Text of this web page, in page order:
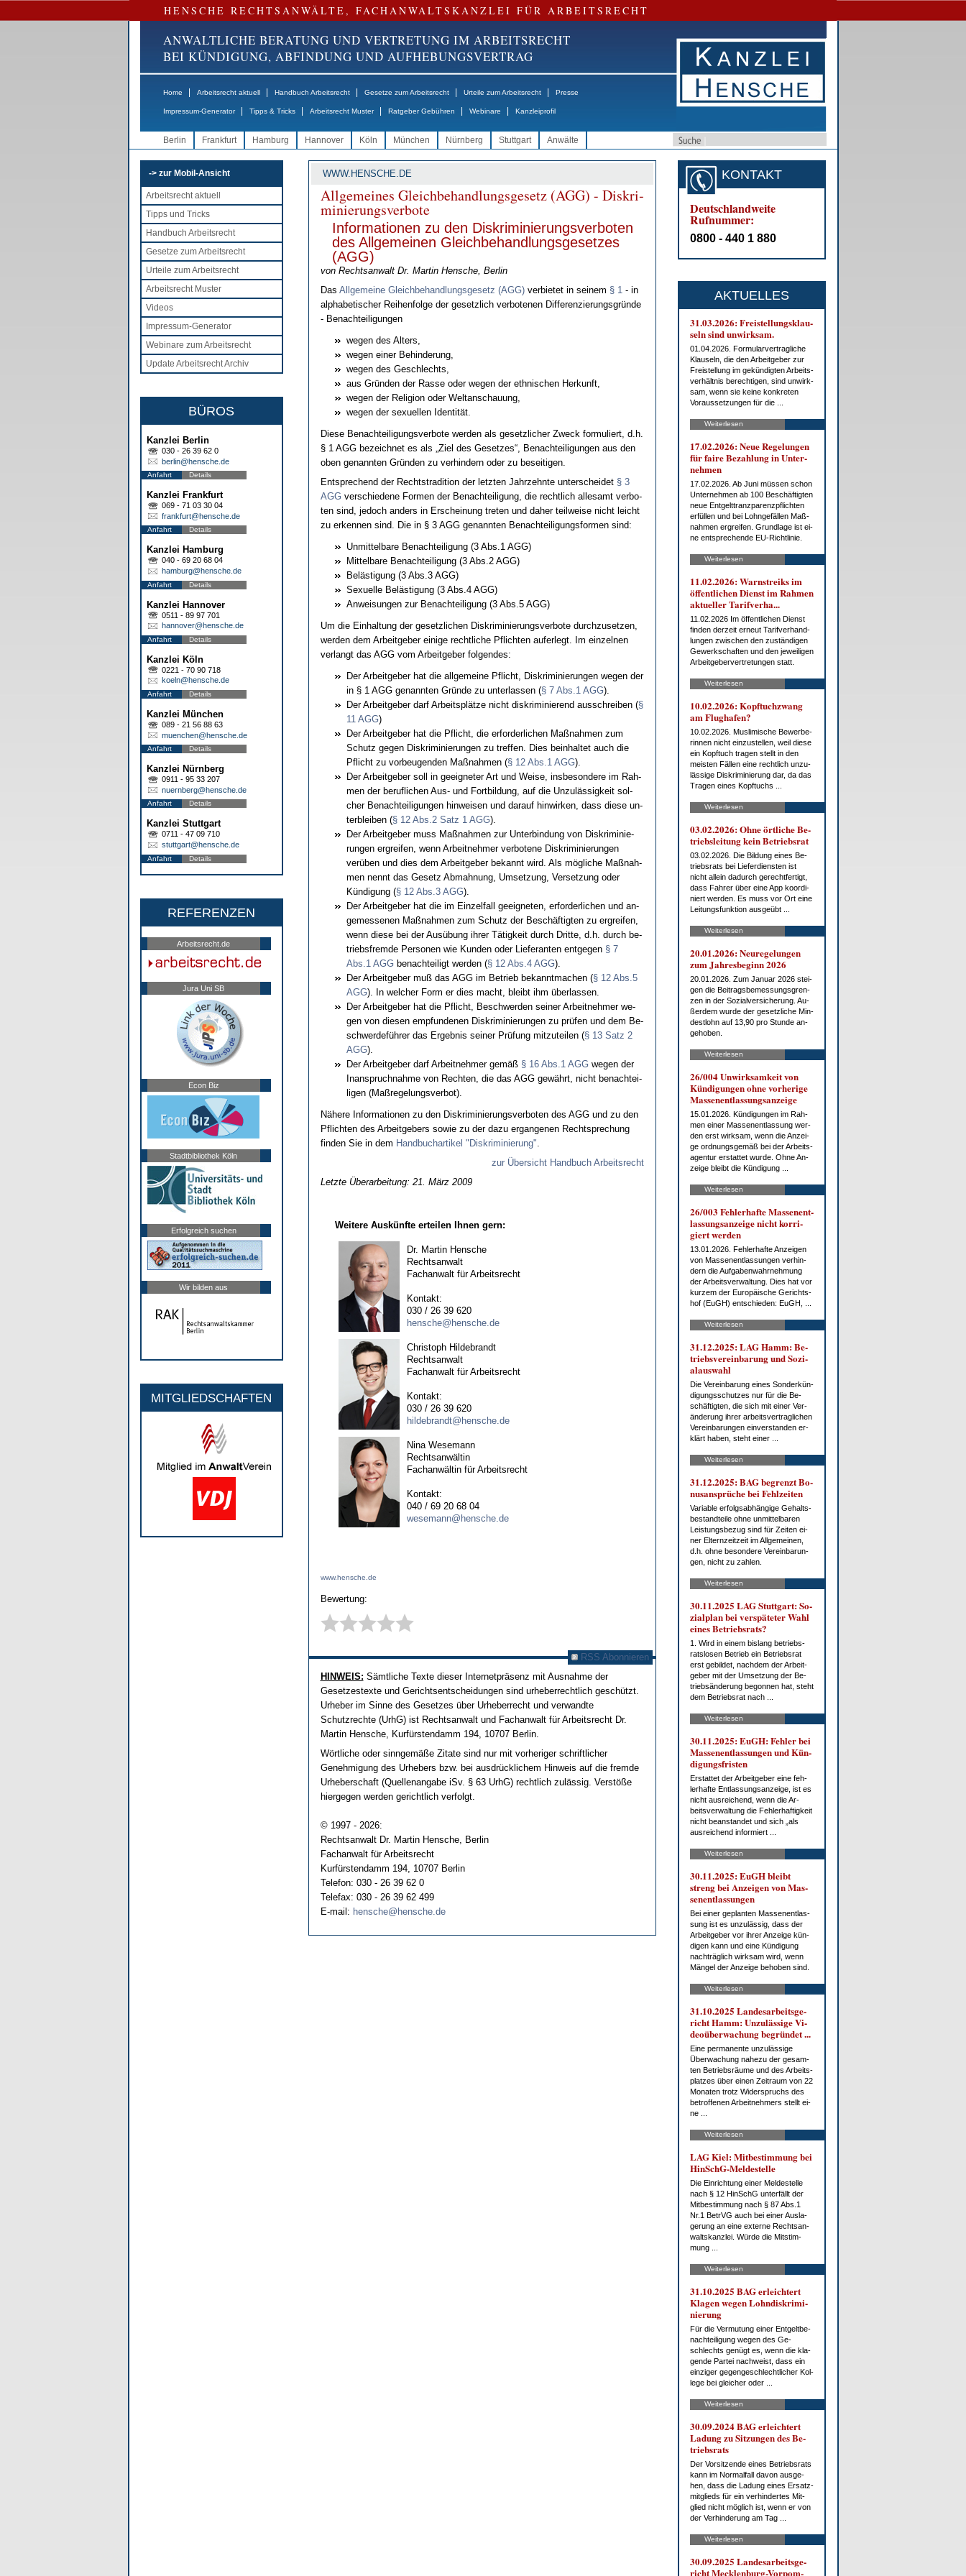
HENSCHE RECHTSANWÄLTE, FACHANWALTSKANZLEI FÜR ARBEITSRECHT
ANWALTLICHE BERATUNG UND VERTRETUNG IM ARBEITSRECHT
BEI KÜNDIGUNG, ABFINDUNG UND AUFHEBUNGSVERTRAG
Home Arbeitsrecht aktuell Handbuch Arbeitsrecht Gesetze zum Arbeitsrecht Urteile zum Arbeitsrecht Presse
Impressum-Generator Tipps & Tricks Arbeitsrecht Muster Ratgeber Gebühren Webinare Kanzleiprofil
Berlin Frankfurt Hamburg Hannover Köln München Nürnberg Stuttgart Anwälte
-> zur Mobil-Ansicht
Arbeitsrecht aktuell
Tipps und Tricks
Handbuch Arbeitsrecht
Gesetze zum Arbeitsrecht
Urteile zum Arbeitsrecht
Arbeitsrecht Muster
Videos
Impressum-Generator
Webinare zum Arbeitsrecht
Update Arbeitsrecht Archiv
BÜROS
Kanzlei Berlin
030 - 26 39 62 0
berlin@hensche.de
Anfahrt Details
Kanzlei Frankfurt
069 - 71 03 30 04
frankfurt@hensche.de
Anfahrt Details
Kanzlei Hamburg
040 - 69 20 68 04
hamburg@hensche.de
Anfahrt Details
Kanzlei Hannover
0511 - 89 97 701
hannover@hensche.de
Anfahrt Details
Kanzlei Köln
0221 - 70 90 718
koeln@hensche.de
Anfahrt Details
Kanzlei München
089 - 21 56 88 63
muenchen@hensche.de
Anfahrt Details
Kanzlei Nürnberg
0911 - 95 33 207
nuernberg@hensche.de
Anfahrt Details
Kanzlei Stuttgart
0711 - 47 09 710
stuttgart@hensche.de
Anfahrt Details
REFERENZEN
Arbeitsrecht.de
Jura Uni SB
Econ Biz
Stadtbibliothek Köln
Erfolgreich suchen
Wir bilden aus
MITGLIEDSCHAFTEN
WWW.HENSCHE.DE
All­ge­mei­nes Gleich­be­hand­lungs­ge­setz (AGG) - Dis­kri­
mi­nie­rungs­ver­bo­te
In­for­ma­tio­nen zu den Dis­kri­mi­nie­rungs­ver­bo­ten
des All­ge­mei­nen Gleich­be­hand­lungs­ge­set­zes
(AGG)
von Rechts­an­walt Dr. Mar­tin Hen­sche, Ber­lin
Das All­ge­mei­ne Gleich­be­hand­lungs­ge­setz (AGG)ver­bie­tet in sei­nem § 1- in
al­pha­be­ti­scher Rei­hen­fol­ge der ge­setz­lich ver­bo­te­nen Dif­fe­ren­zie­rungs­gründe
- Be­nach­tei­li­gun­gen
we­gen des Al­ters,
we­gen ei­ner Be­hin­de­rung,
we­gen des Ge­schlechts,
aus Gründen der Ras­se oder we­gen der eth­ni­schen Her­kunft,
we­gen der Re­li­gi­on oder Welt­an­schau­ung,
we­gen der se­xu­el­len Iden­tität.
Die­se Be­nach­tei­li­gungs­ver­bo­te wer­den als ge­setz­li­cher Zweck for­mu­liert, d.h.
§ 1 AGG be­zeich­net es als „Ziel des Ge­set­zes“, Be­nach­tei­li­gun­gen aus den
oben ge­nann­ten Gründen zu ver­hin­dern oder zu be­sei­ti­gen.
Ent­spre­chend der Rechts­tra­di­ti­on der letz­ten Jahr­zehn­te un­ter­schei­det § 3
AGGver­schie­de­ne For­men der Be­nach­tei­li­gung, die recht­lich al­le­samt ver­bo­
ten sind, je­doch an­ders in Er­schei­nung tre­ten und da­her teil­wei­se nicht leicht
zu er­ken­nen sind. Die in § 3 AGG ge­nann­ten Be­nach­tei­li­gungs­for­men sind:
Un­mit­tel­ba­re Be­nach­tei­li­gung (3 Abs.1 AGG)
Mit­tel­ba­re Be­nach­tei­li­gung (3 Abs.2 AGG)
Belästi­gung (3 Abs.3 AGG)
Se­xu­el­le Belästi­gung (3 Abs.4 AGG)
An­wei­sun­gen zur Be­nach­tei­li­gung (3 Abs.5 AGG)
Um die Ein­hal­tung der ge­setz­li­chen Dis­kri­mi­nie­rungs­ver­bo­te durch­zu­set­zen,
wer­den dem Ar­beit­ge­ber ei­ni­ge recht­li­che Pflich­ten auf­er­legt. Im ein­zel­nen
ver­langt das AGG vom Ar­beit­ge­ber fol­gen­des:
Der Ar­beit­ge­ber hat die all­ge­mei­ne Pflicht, Dis­kri­mi­nie­run­gen we­gen der
in § 1 AGG ge­nann­ten Gründe zu un­ter­las­sen (§ 7 Abs.1 AGG).
Der Ar­beit­ge­ber darf Ar­beitsplätze nicht dis­kri­mi­nie­rend aus­schrei­ben (§
11 AGG)
Der Ar­beit­ge­ber hat die Pflicht, die er­for­der­li­chen Maßnah­men zum
Schutz ge­gen Dis­kri­mi­nie­run­gen zu tref­fen. Dies be­inhal­tet auch die
Pflicht zu vor­beu­gen­den Maßnah­men (§ 12 Abs.1 AGG).
Der Ar­beit­ge­ber soll in ge­eig­ne­ter Art und Wei­se, ins­be­son­de­re im Rah­
men der be­ruf­li­chen Aus- und Fort­bil­dung, auf die Un­zulässig­keit sol­
cher Be­nach­tei­li­gun­gen hin­wei­sen und dar­auf hin­wir­ken, dass die­se un­
ter­blei­ben (§ 12 Abs.2 Satz 1 AGG).
Der Ar­beit­ge­ber muss Maßnah­men zur Un­ter­bin­dung von Dis­kri­mi­nie­
run­gen er­grei­fen, wenn Ar­beit­neh­mer ver­bo­te­ne Dis­kri­mi­nie­run­gen
verüben und dies dem Ar­beit­ge­ber be­kannt wird. Als mögli­che Maßnah­
men nennt das Ge­setz Ab­mah­nung, Um­set­zung, Ver­set­zung oder
Kündi­gung (§ 12 Abs.3 AGG).
Der Ar­beit­ge­ber hat die im Ein­zel­fall ge­eig­ne­ten, er­for­der­li­chen und an­
ge­mes­se­nen Maßnah­men zum Schutz der Beschäftig­ten zu er­grei­fen,
wenn die­se bei der Ausübung ih­rer Tätig­keit durch Drit­te, d.h. durch be­
triebs­frem­de Per­so­nen wie Kun­den oder Lie­fe­ran­ten ent­ge­gen § 7
Abs.1 AGGbe­nach­tei­ligt wer­den (§ 12 Abs.4 AGG).
Der Ar­beit­ge­ber muß das AGG im Be­trieb be­kannt­ma­chen (§ 12 Abs.5
AGG). In wel­cher Form er dies macht, bleibt ihm über­las­sen.
Der Ar­beit­ge­ber hat die Pflicht, Be­schwer­den sei­ner Ar­beit­neh­mer we­
gen von die­sen emp­fun­de­nen Dis­kri­mi­nie­run­gen zu prüfen und dem Be­
schwer­deführer das Er­geb­nis sei­ner Prüfung mit­zu­tei­len (§ 13 Satz 2
AGG).
Der Ar­beit­ge­ber darf Ar­beit­neh­mer gemäß § 16 Abs.1 AGGwe­gen der
In­an­spruch­nah­me von Rech­ten, die das AGG gewährt, nicht be­nach­tei­
li­gen (Maßre­ge­lungs­ver­bot).
Nähe­re In­for­ma­tio­nen zu den Dis­kri­mi­nie­rungs­ver­bo­ten des AGG und zu den
Pflich­ten des Ar­beit­ge­bers so­wie zu der da­zu er­gan­ge­nen Recht­spre­chung
fin­den Sie in dem Hand­buch­ar­ti­kel "Dis­kri­mi­nie­rung".
zur Über­sicht Hand­buch Ar­beits­recht
Letzte Überarbeitung: 21. März 2009
Weitere Auskünfte erteilen Ihnen gern:
Dr. Martin Hensche
Rechtsanwalt
Fachanwalt für Arbeitsrecht
Kontakt:
030 / 26 39 620
hensche@hensche.de
Christoph Hildebrandt
Rechtsanwalt
Fachanwalt für Arbeitsrecht
Kontakt:
030 / 26 39 620
hildebrandt@hensche.de
Nina Wesemann
Rechtsanwältin
Fachanwältin für Arbeitsrecht
Kontakt:
040 / 69 20 68 04
wesemann@hensche.de
www.hensche.de
Bewertung:
RSS Abonnieren
HINWEIS: Sämtliche Texte dieser Internetpräsenz mit Ausnahme der
Gesetzestexte und Gerichtsentscheidungen sind urheberrechtlich geschützt.
Urheber im Sinne des Gesetzes über Urheberrecht und verwandte
Schutzrechte (UrhG) ist Rechtsanwalt und Fachanwalt für Arbeitsrecht Dr.
Martin Hensche, Kurfürstendamm 194, 10707 Berlin.
Wörtliche oder sinngemäße Zitate sind nur mit vorheriger schriftlicher
Genehmigung des Urhebers bzw. bei ausdrücklichem Hinweis auf die fremde
Urheberschaft (Quellenangabe iSv. § 63 UrhG) rechtlich zulässig. Verstöße
hiergegen werden gerichtlich verfolgt.
© 1997 - 2026:
Rechtsanwalt Dr. Martin Hensche, Berlin
Fachanwalt für Arbeitsrecht
Kurfürstendamm 194, 10707 Berlin
Telefon: 030 - 26 39 62 0
Telefax: 030 - 26 39 62 499
E-mail: hensche@hensche.de
KONTAKT
Deutschlandweite
Rufnummer:
0800 - 440 1 880
AKTUELLES
31.03.2026: Frei­stel­lungs­klau­
seln sind un­wirk­sam.
01.04.2026. For­mu­lar­ver­trag­li­che
Klau­seln, die den Ar­beit­ge­ber zur
Frei­stel­lung im ge­kün­dig­ten Ar­beits­
ver­hält­nis be­rech­ti­gen, sind un­wirk­
sam, wenn sie kei­ne kon­kre­ten
Vor­aus­set­zun­gen für die ...
Weiterlesen
17.02.2026: Neue Re­ge­lun­gen
für fai­re Be­zah­lung in Un­ter­
neh­men
17.02.2026. Ab Ju­ni müs­sen schon
Un­ter­neh­men ab 100 Be­schäf­tig­ten
neue Ent­gelt­tranz­pa­renz­pflich­ten
er­fül­len und bei Lohn­ge­fäl­len Maß­
nah­men er­grei­fen. Grund­la­ge ist ei­
ne ent­spre­chen­de EU-Richt­li­nie.
Weiterlesen
11.02.2026: Warn­streiks im
öf­fent­li­chen Dienst im Rah­men
ak­tu­el­ler Ta­rif­ver­ha...
11.02.2026 Im öf­fent­li­chen Dienst
fin­den der­zeit er­neut Ta­rif­ver­hand­
lun­gen zwi­schen den zu­stän­di­gen
Ge­werk­schaf­ten und den je­wei­li­gen
Ar­beit­ge­ber­ver­tre­tun­gen statt.
Weiterlesen
10.02.2026: Kopf­tuch­zwang
am Flug­ha­fen?
10.02.2026. Mus­li­mi­sche Be­wer­be­
rin­nen nicht ein­zu­stel­len, weil die­se
ein Kopf­tuch tra­gen stellt in den
meis­ten Fäl­len ei­ne recht­lich un­zu­
läs­si­ge Dis­kri­mi­nie­rung dar, da das
Tra­gen ei­nes Kopf­tuchs ...
Weiterlesen
03.02.2026: Oh­ne ört­li­che Be­
triebs­lei­tung kein Be­triebs­rat
03.02.2026. Die Bil­dung ei­nes Be­
triebs­rats bei Lie­fer­diens­ten ist
nicht al­lein da­durch ge­recht­fer­tigt,
dass Fah­rer über ei­ne App ko­or­di­
niert wer­den. Es muss vor Ort ei­ne
Lei­tungs­funk­ti­on aus­ge­übt ...
Weiterlesen
20.01.2026: Neu­re­ge­lun­gen
zum Jah­res­be­ginn 2026
20.01.2026. Zum Ja­nu­ar 2026 stei­
gen die Bei­trags­be­mes­sungs­gren­
zen in der So­zi­al­ver­si­che­rung. Au­
ßer­dem wur­de der ge­setz­li­che Min­
dest­lohn auf 13,90 pro St­un­de an­
ge­ho­ben.
Weiterlesen
26/004 Un­wirk­sam­keit von
Kün­di­gun­gen oh­ne vor­he­ri­ge
Mas­sen­ent­las­sungs­an­zei­ge
15.01.2026. Kün­di­gun­gen im Rah­
men ei­ner Mas­sen­ent­las­sung wer­
den erst wirk­sam, wenn die An­zei­
ge ord­nungs­ge­mäß bei der Ar­beits­
agen­tur er­stat­tet wur­de. Oh­ne An­
zei­ge bleibt die Kün­di­gung ...
Weiterlesen
26/003 Feh­ler­haf­te Mas­sen­ent­
las­sungs­an­zei­ge nicht kor­ri­
giert wer­den
13.01.2026. Feh­ler­haf­te An­zei­gen
von Mas­sen­ent­las­sun­gen ver­hin­
dern die Auf­ga­ben­wahr­neh­mung
der Ar­beits­ver­wal­tung. Dies hat vor
kur­zem der Eu­ro­päi­sche Ge­richts­
hof (EuGH) ent­schie­den: EuGH, ...
Weiterlesen
31.12.2025: LAG Hamm: Be­
triebs­ver­ein­ba­rung und So­zi­
al­aus­wahl
Die Ver­ein­ba­rung ei­nes Son­der­kün­
di­gungs­schut­zes nur für die Be­
schäf­tig­ten, die sich mit ei­ner Ver­
än­de­rung ih­rer ar­beits­ver­trag­li­chen
Ver­ein­ba­run­gen ein­ver­stan­den er­
klärt ha­ben, steht ei­ner ...
Weiterlesen
31.12.2025: BAG be­grenzt Bo­
nus­an­sprü­che bei Fehl­zei­ten
Va­ria­ble er­folgs­ab­hän­gi­ge Ge­halts­
be­stand­tei­le oh­ne un­mit­tel­ba­ren
Leis­tungs­be­zug sind für Zei­ten ei­
ner El­tern­zeit­zeit im All­ge­mei­nen,
d.h. oh­ne be­son­de­re Ver­ein­ba­run­
gen, nicht zu zah­len.
Weiterlesen
30.11.2025 LAG Stutt­gart: So­
zi­al­plan bei ver­spä­te­ter Wahl
ei­nes Be­triebs­rats?
1. Wird in ei­nem bis­lang be­triebs­
rats­lo­sen Be­trieb ein Be­triebs­rat
erst ge­bil­det, nach­dem der Ar­beit­
ge­ber mit der Um­set­zung der Be­
trieb­s­än­de­rung be­gon­nen hat, steht
dem Be­triebs­rat nach ...
Weiterlesen
30.11.2025: EuGH: Feh­ler bei
Mas­sen­ent­las­sun­gen und Kün­
di­gungs­fris­ten
Er­stat­tet der Ar­beit­ge­ber ei­ne feh­
ler­haf­te Ent­las­sungs­an­zei­ge, ist es
nicht aus­rei­chend, wenn die Ar­
beits­ver­wal­tung die Feh­ler­haf­tig­keit
nicht be­an­stan­det und sich „als
aus­rei­chend in­for­miert ...
Weiterlesen
30.11.2025: EuGH bleibt
streng bei An­zei­gen von Mas­
sen­ent­las­sun­gen
Bei ei­ner ge­plan­ten Mas­sen­ent­las­
sung ist es un­zu­läs­sig, dass der
Ar­beit­ge­ber vor ih­rer An­zei­ge kün­
di­gen kann und ei­ne Kün­di­gung
nach­träg­lich wirk­sam wird, wenn
Män­gel der An­zei­ge be­ho­ben sind.
Weiterlesen
31.10.2025 Lan­des­ar­beits­ge­
richt Hamm: Un­zu­läs­si­ge Vi­
deo­über­wa­chung be­grün­det ...
Ei­ne per­ma­nen­te un­zu­läs­si­ge
Über­wa­chung na­he­zu der ge­sam­
ten Be­triebs­räu­me und des Ar­beits­
plat­zes über ei­nen Zeit­raum von 22
Mo­na­ten trotz Wi­der­spruchs des
be­trof­fe­nen Ar­beit­neh­mers stellt ei­
ne ...
Weiterlesen
LAG Kiel: Mit­be­stim­mung bei
HinSchG-Mel­de­stel­le
Die Ein­rich­tung ei­ner Mel­de­stel­le
nach § 12 HinSchG un­ter­fällt der
Mit­be­stim­mung nach § 87 Abs.1
Nr.1 Be­trVG auch bei ei­ner Aus­la­
ge­rung an ei­ne ex­ter­ne Rechts­an­
walts­kanz­lei. Wür­de die Mit­stim­
mung ...
Weiterlesen
31.10.2025 BAG er­leich­tert
Kla­gen we­gen Lohn­dis­kri­mi­
nie­rung
Für die Ver­mu­tung ei­ner Ent­gelt­be­
nach­tei­li­gung we­gen des Ge­
schlechts ge­nügt es, wenn die kla­
gen­de Par­tei nach­weist, dass ein
ein­zi­ger ge­gen­ge­schlecht­li­cher Kol­
le­ge bei glei­cher oder ...
Weiterlesen
30.09.2024 BAG er­leich­tert
La­dung zu Sit­zun­gen des Be­
triebs­rats
Der Vor­sit­zen­de ei­nes Be­triebs­rats
kann im Nor­mal­fall da­von aus­ge­
hen, dass die La­dung ei­nes Er­satz­
mit­glieds für ein ver­hin­der­tes Mit­
glied nicht mög­lich ist, wenn er von
der Ver­hin­de­rung am Tag ...
Weiterlesen
30.09.2025 Lan­des­ar­beits­ge­
richt Meck­len­burg-Vor­pom­